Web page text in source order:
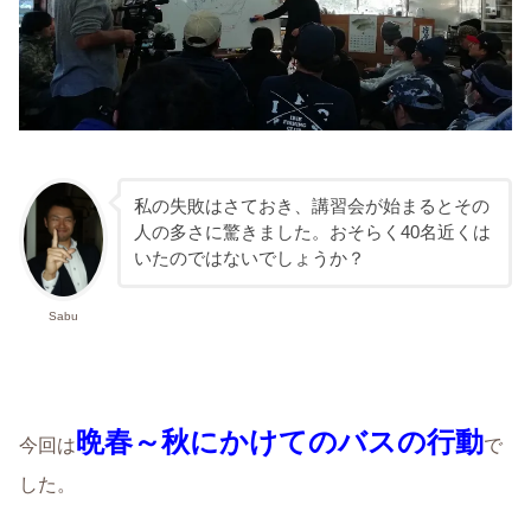
Sabu
私の失敗はさておき、講習会が始まるとその
人の多さに驚きました。おそらく40名近くは
いたのではないでしょうか？
今回は 晩春～秋にかけてのバスの行動で
した。